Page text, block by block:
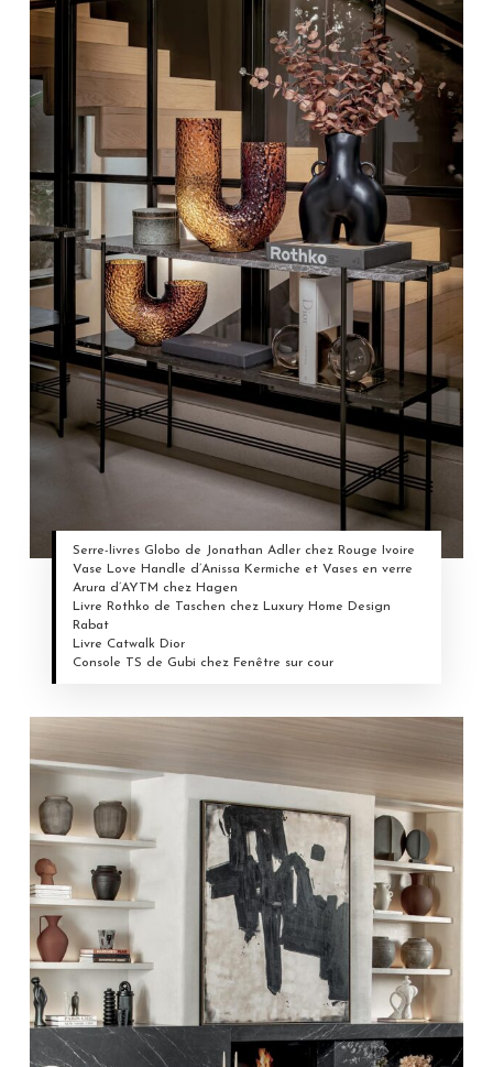
Serre-livres Globo de Jonathan Adler chez Rouge Ivoire
Vase Love Handle d’Anissa Kermiche et Vases en verre
Arura d’AYTM chez Hagen
Livre Rothko de Taschen chez Luxury Home Design
Rabat
Livre Catwalk Dior
Console TS de Gubi chez Fenêtre sur cour